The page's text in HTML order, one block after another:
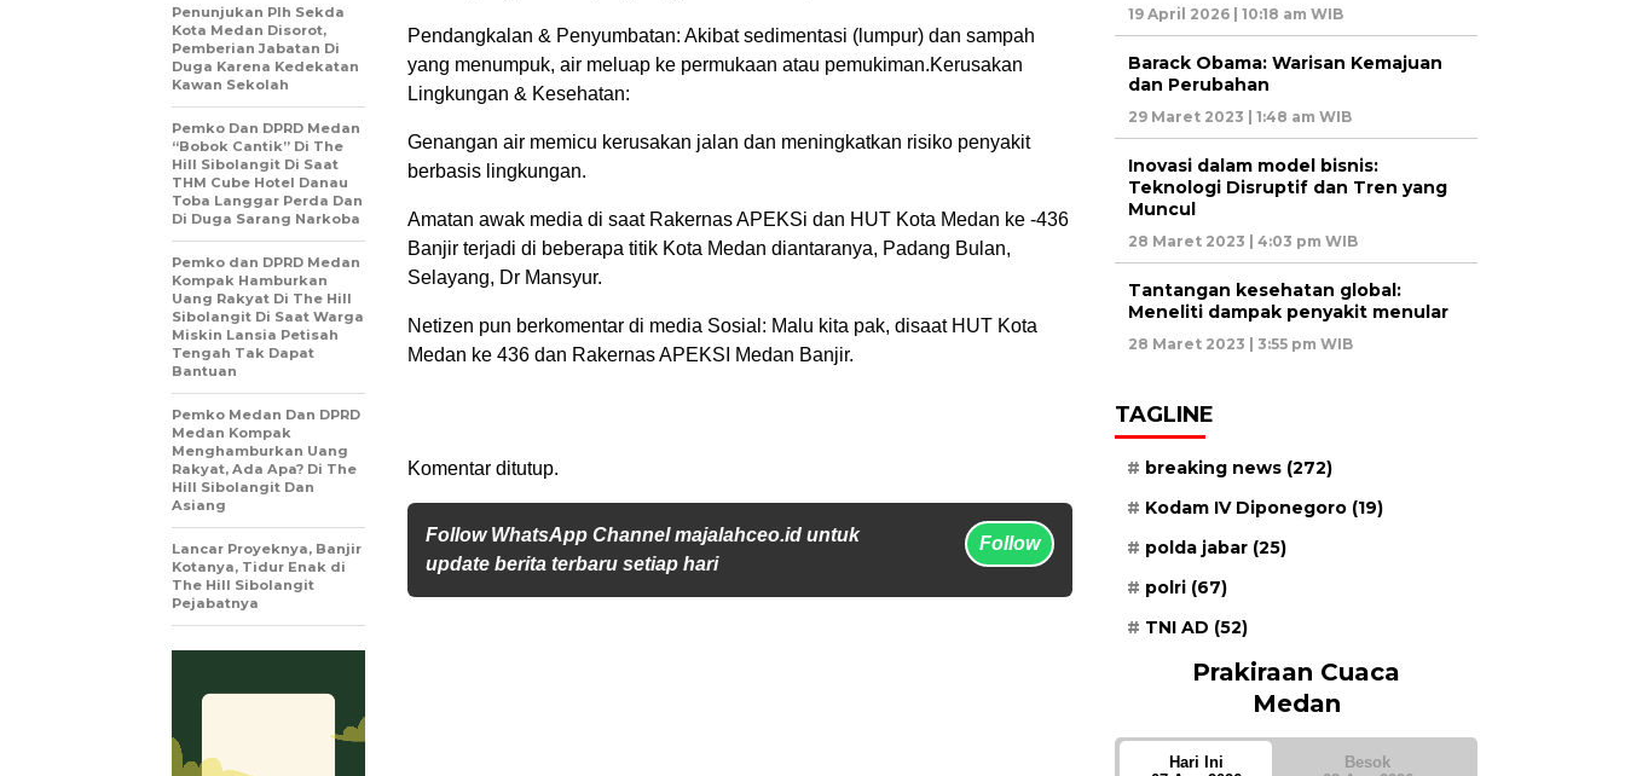
Pendangkalan & Penyumbatan: Akibat sedimentasi (lumpur) dan sampah
yang menumpuk, air meluap ke permukaan atau pemukiman.Kerusakan
Lingkungan & Kesehatan:
Genangan air memicu kerusakan jalan dan meningkatkan risiko penyakit
berbasis lingkungan.
Amatan awak media di saat Rakernas APEKSi dan HUT Kota Medan ke -436
Banjir terjadi di beberapa titik Kota Medan diantaranya, Padang Bulan,
Selayang, Dr Mansyur.
Netizen pun berkomentar di media Sosial: Malu kita pak, disaat HUT Kota
Medan ke 436 dan Rakernas APEKSI Medan Banjir.
Komentar ditutup.
Follow WhatsApp Channel majalahceo.id untuk
update berita terbaru setiap hari
Follow
Penunjukan Plh Sekda
Kota Medan Disorot,
Pemberian Jabatan Di
Duga Karena Kedekatan
Kawan Sekolah
Pemko Dan DPRD Medan
“Bobok Cantik” Di The
Hill Sibolangit Di Saat
THM Cube Hotel Danau
Toba Langgar Perda Dan
Di Duga Sarang Narkoba
Pemko dan DPRD Medan
Kompak Hamburkan
Uang Rakyat Di The Hill
Sibolangit Di Saat Warga
Miskin Lansia Petisah
Tengah Tak Dapat
Bantuan
Pemko Medan Dan DPRD
Medan Kompak
Menghamburkan Uang
Rakyat, Ada Apa? Di The
Hill Sibolangit Dan
Asiang
Lancar Proyeknya, Banjir
Kotanya, Tidur Enak di
The Hill Sibolangit
Pejabatnya
19 April 2026 | 10:18 am WIB
Barack Obama: Warisan Kemajuan
dan Perubahan
29 Maret 2023 | 1:48 am WIB
Inovasi dalam model bisnis:
Teknologi Disruptif dan Tren yang
Muncul
28 Maret 2023 | 4:03 pm WIB
Tantangan kesehatan global:
Meneliti dampak penyakit menular
28 Maret 2023 | 3:55 pm WIB
TAGLINE
breaking news (272)
Kodam IV Diponegoro (19)
polda jabar (25)
polri (67)
TNI AD (52)
Prakiraan Cuaca
Medan
Hari Ini
Besok